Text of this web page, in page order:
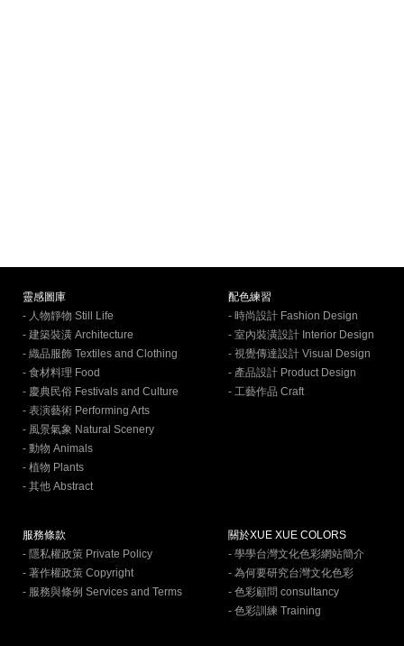
靈感圖庫
- 人物靜物 Still Life
- 建築裝潢 Architecture
- 織品服飾 Textiles and Clothing
- 食材料理 Food
- 慶典民俗 Festivals and Culture
- 表演藝術 Performing Arts
- 風景氣象 Natural Scenery
- 動物 Animals
- 植物 Plants
- 其他 Abstract
配色練習
- 時尚設計 Fashion Design
- 室內裝潢設計 Interior Design
- 視覺傳達設計 Visual Design
- 產品設計 Product Design
- 工藝作品 Craft
服務條款
- 隱私權政策 Private Policy
- 著作權政策 Copyright
- 服務與條例 Services and Terms
關於XUE XUE COLORS
- 學學台灣文化色彩網站簡介
- 為何要研究台灣文化色彩
- 色彩顧問 consultancy
- 色彩訓練 Training